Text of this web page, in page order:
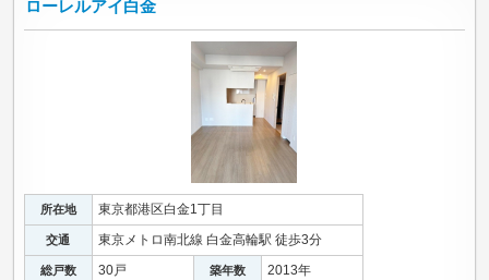
ローレルアイ白金
所在地 東京都港区白金1丁目
交通 東京メトロ南北線 白金高輪駅 徒歩3分
総戸数 30戸 築年数 2013年